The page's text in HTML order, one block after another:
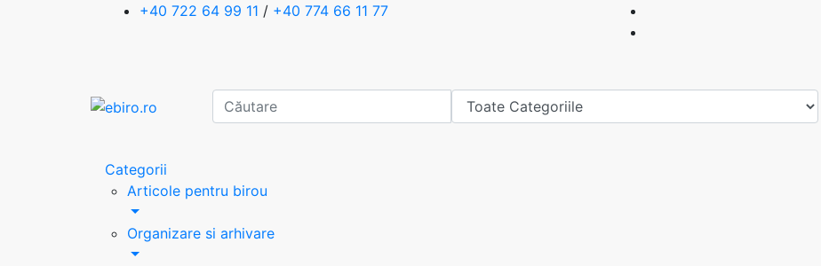
+40 722 64 99 11 / +40 774 66 11 77
Categorii
Articole pentru birou
Organizare si arhivare